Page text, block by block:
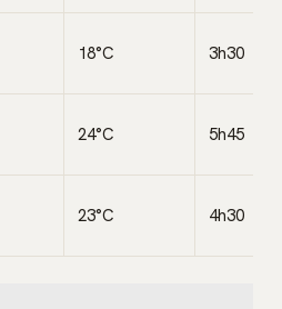
18°C 3h30
24°C 5h45
23°C 4h30